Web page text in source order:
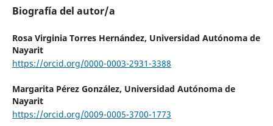
Biografía del autor/a
Rosa Virginia Torres Hernández, Universidad Autónoma de
Nayarit
https://orcid.org/0000-0003-2931-3388
Margarita Pérez González, Universidad Autónoma de
Nayarit
https://orcid.org/0009-0005-3700-1773